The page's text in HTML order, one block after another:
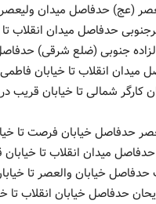
(عج) حدفاصل میدان ولیعصر
حدفاصل میدان انقلاب تا
جنوبی (ضلع شرقی)
میدان انقلاب تا خیابان
کارگر شمالی تا خیابان قریب
حدفاصل خیابان فرصت تا
میدان انقلاب تا
خیابان والعصر تا
حدفاصل خیابان انقلاب تا